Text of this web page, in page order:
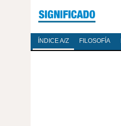
ÍNDICE A/Z FILOSOFÍA